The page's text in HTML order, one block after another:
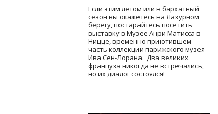
Если этим летом или в бархатный
сезон вы окажетесь на Лазурном
берегу, постарайтесь посетить
выставку в Музее Анри Матисса в
Ницце, временно приютившем
часть коллекции парижского музея
Ива Сен-Лорана. Два великих
француза никогда не встречались,
но их диалог состоялся!